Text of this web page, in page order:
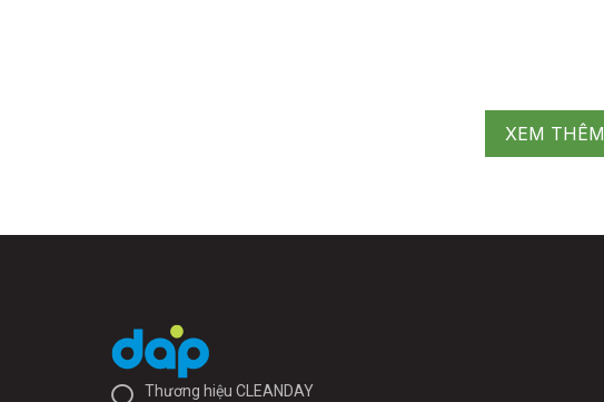
XEM THÊM
Thương hiệu CLEANDAY